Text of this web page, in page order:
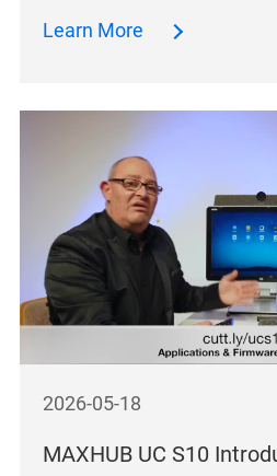
Learn More
2026-05-18
MAXHUB UC S10